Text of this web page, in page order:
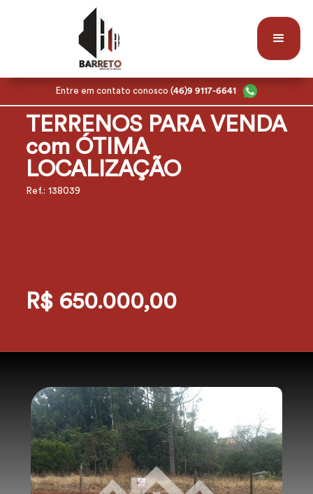
Entre em contato conosco (46)9 9117-6641
TERRENOS PARA VENDA
com ÓTIMA
LOCALIZAÇÃO
Ref.: 138039
R$ 650.000,00